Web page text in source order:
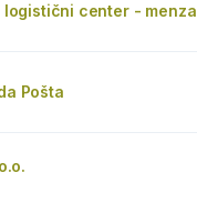
logistični center - menza
Pošta